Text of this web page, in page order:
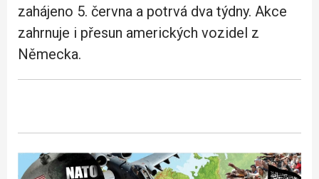
zahájeno 5. června a potrvá dva týdny. Akce
zahrnuje i ​​přesun amerických vozidel z
Německa.